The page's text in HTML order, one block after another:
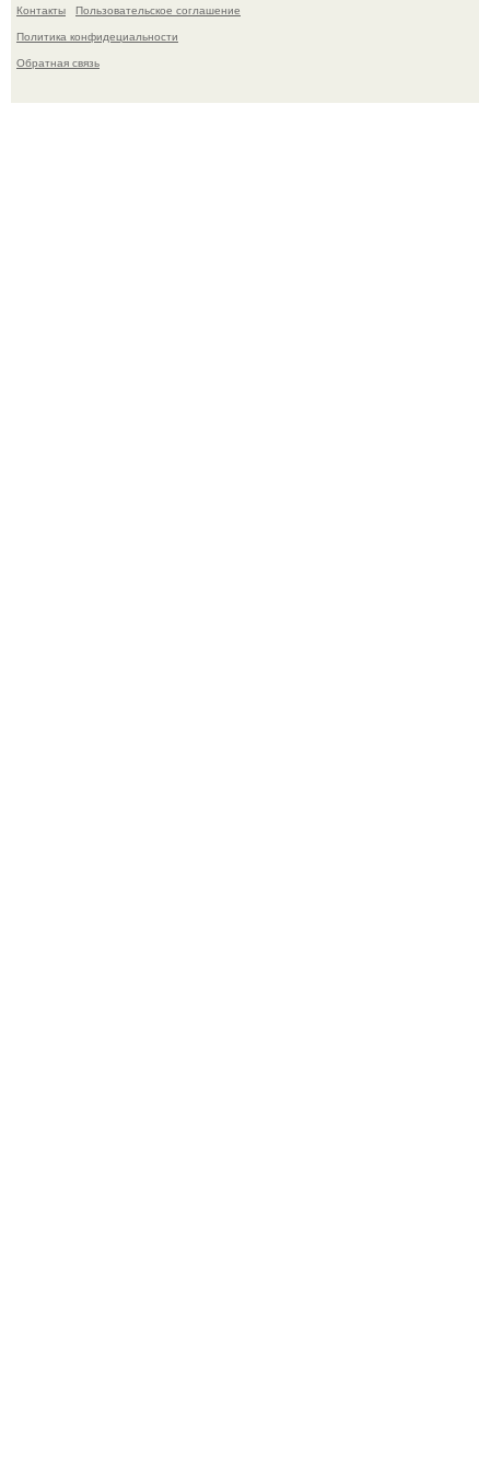
Контакты
Пользовательское соглашение
Политика конфидециальности
Обратная связь